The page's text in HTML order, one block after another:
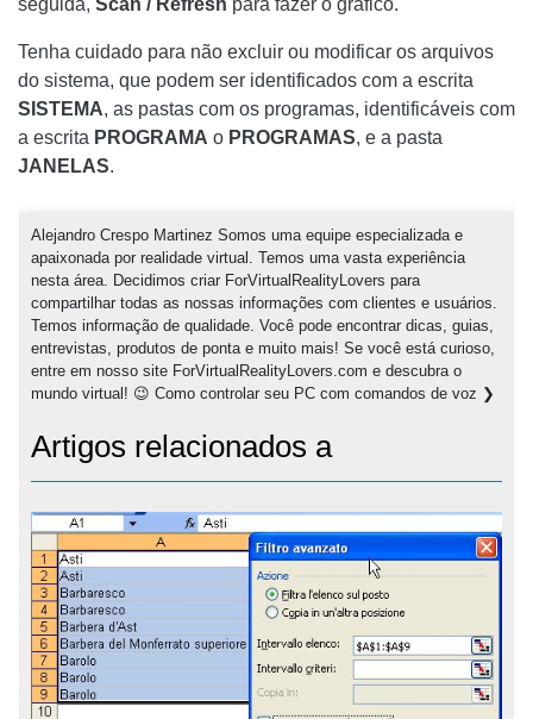
seguida, Scan / Refresh para fazer o gráfico.
Tenha cuidado para não excluir ou modificar os arquivos
do sistema, que podem ser identificados com a escrita
SISTEMA, as pastas com os programas, identificáveis ​​com
a escrita PROGRAMA o PROGRAMAS, e a pasta
JANELAS.
Alejandro Crespo Martinez Somos uma equipe especializada e
apaixonada por realidade virtual. Temos uma vasta experiência
nesta área. Decidimos criar ForVirtualRealityLovers para
compartilhar todas as nossas informações com clientes e usuários.
Temos informação de qualidade. Você pode encontrar dicas, guias,
entrevistas, produtos de ponta e muito mais! Se você está curioso,
entre em nosso site ForVirtualRealityLovers.com e descubra o
mundo virtual! 😉 Como controlar seu PC com comandos de voz ❯
Artigos relacionados a